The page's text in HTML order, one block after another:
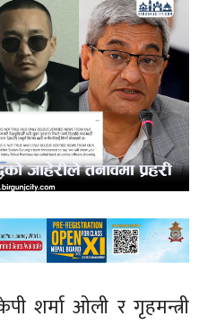
शर्मा ओली र गृहमन्त्री